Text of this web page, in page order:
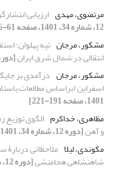
مرتضوی، مهدی ارزیابی
12، شماره 34، 1401، صفحه 61-86]
مشکور، مرجان تپه پهلوان؛
انتقالی در شمال شرق ایران[دوره 12، شماره 32،
مشکور، مرجان درآمدی بر
اسفراین (براساس مطالعات
1401، صفحه 191-221]
مظاهری، خداکرم الگوی توزیع
و آهن[دوره 12، شماره 34، 1401، صفحه 143-168]
مکوندی، لیلا ملاحظاتی دربارۀ
شاهنشاهی هخامنشی[دوره 12، شماره 34، 1401، صفحه 169-189]